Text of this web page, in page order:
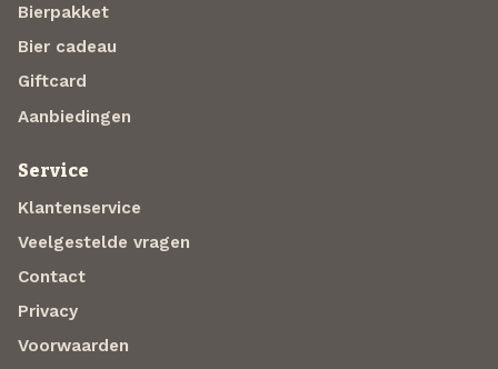
Bierpakket
Bier cadeau
Giftcard
Aanbiedingen
Service
Klantenservice
Veelgestelde vragen
Contact
Privacy
Voorwaarden